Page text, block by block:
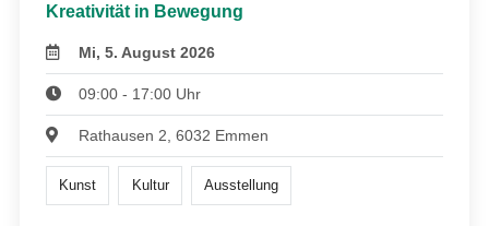
Kreativität in Bewegung
Mi, 5. August 2026
09:00 - 17:00 Uhr
Rathausen 2, 6032 Emmen
Kunst Kultur Ausstellung